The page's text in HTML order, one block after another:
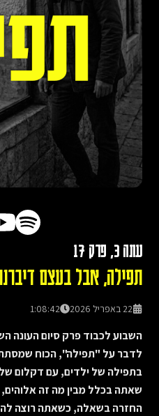
עונה3, פרק 17
תפילה, אבל בעצם
22 באפריל 2026 1:08:42
השבוע לכבוד פרק סיום העונה
לדבר על "תפילה", הכוח
בתפילה של ילדים, עם דקלום
שאתה בכלל מבין מה זה
החזרה בשאלה, כשאתה רוצה